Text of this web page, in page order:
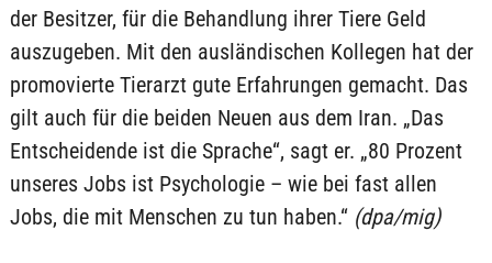
der Besitzer, für die Behandlung ihrer Tiere Geld
auszugeben. Mit den ausländischen Kollegen hat der
promovierte Tierarzt gute Erfahrungen gemacht. Das
gilt auch für die beiden Neuen aus dem Iran. „Das
Entscheidende ist die Sprache“, sagt er. „80 Prozent
unseres Jobs ist Psychologie – wie bei fast allen
Jobs, die mit Menschen zu tun haben.“ (dpa/mig)